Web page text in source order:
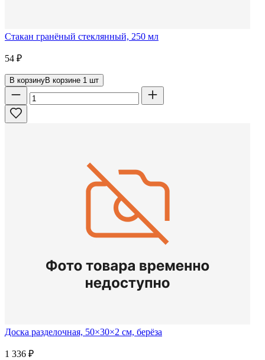
Стакан гранёный стеклянный, 250 мл
54 ₽
В корзинуВ корзине 1 шт
Доска разделочная, 50×30×2 см, берёза
1 336 ₽